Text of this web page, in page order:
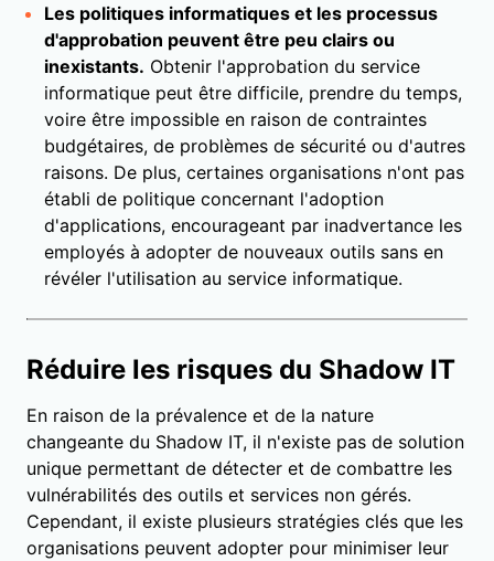
Les politiques informatiques et les processus
d'approbation peuvent être peu clairs ou
inexistants. Obtenir l'approbation du service
informatique peut être difficile, prendre du temps,
voire être impossible en raison de contraintes
budgétaires, de problèmes de sécurité ou d'autres
raisons. De plus, certaines organisations n'ont pas
établi de politique concernant l'adoption
d'applications, encourageant par inadvertance les
employés à adopter de nouveaux outils sans en
révéler l'utilisation au service informatique.
Réduire les risques du Shadow IT
En raison de la prévalence et de la nature
changeante du Shadow IT, il n'existe pas de solution
unique permettant de détecter et de combattre les
vulnérabilités des outils et services non gérés.
Cependant, il existe plusieurs stratégies clés que les
organisations peuvent adopter pour minimiser leur